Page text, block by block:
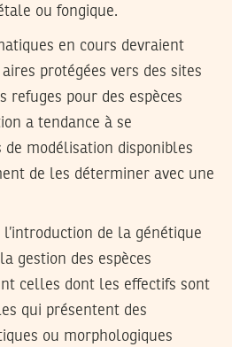
ou fongique.
en cours devraient
protégées vers des sites
refuges pour des espèces
a tendance à se
modélisation disponibles
de les déterminer avec une
de la génétique
gestion des espèces
celles dont les effectifs sont
qui présentent des
ou morphologiques